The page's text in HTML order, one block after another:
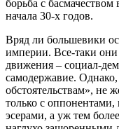
борьба с
начала 30-х годов.
Вряд ли большевики
империи. Все-таки они
движения – социал-
самодержавие.
обстоятельствам», не
только с
эсерами, а уж тем